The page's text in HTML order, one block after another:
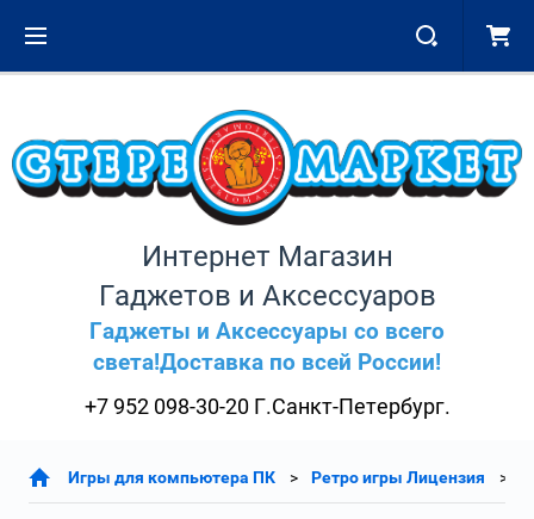
Интернет Магазин
Гаджетов и Аксессуаров
Гаджеты и Аксессуары со всего
света!Доставка по всей России!
+7 952 098-30-20 Г.Санкт-Петербург.
Игры для компьютера ПК Ретро игры Лицензия